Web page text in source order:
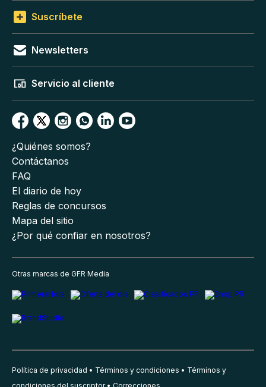
Suscríbete
Newsletters
Servicio al cliente
¿Quiénes somos?
Contáctanos
FAQ
El diario de hoy
Reglas de concursos
Mapa del sitio
¿Por qué confiar en nosotros?
Otras marcas de GFR Media
Política de privacidad Términos y condiciones
Términos y